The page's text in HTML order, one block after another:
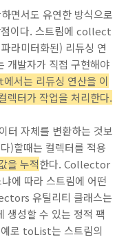
면서도 유연한 방식으로
점이다. 스트림에 collect
라미터화된) 리듀싱 연
개발자가 직접 구현해야
서는 리듀싱 연산을 이
렉터가 작업을 처리한다.
터 자체를 변환하는 것보
)할때는 컬렉터를 적용
을 누적한다. Collector
에 따라 스트림에 어떤
유틸리티 클래스는
생성할 수 있는 정적 팩
로 toList는 스트림의